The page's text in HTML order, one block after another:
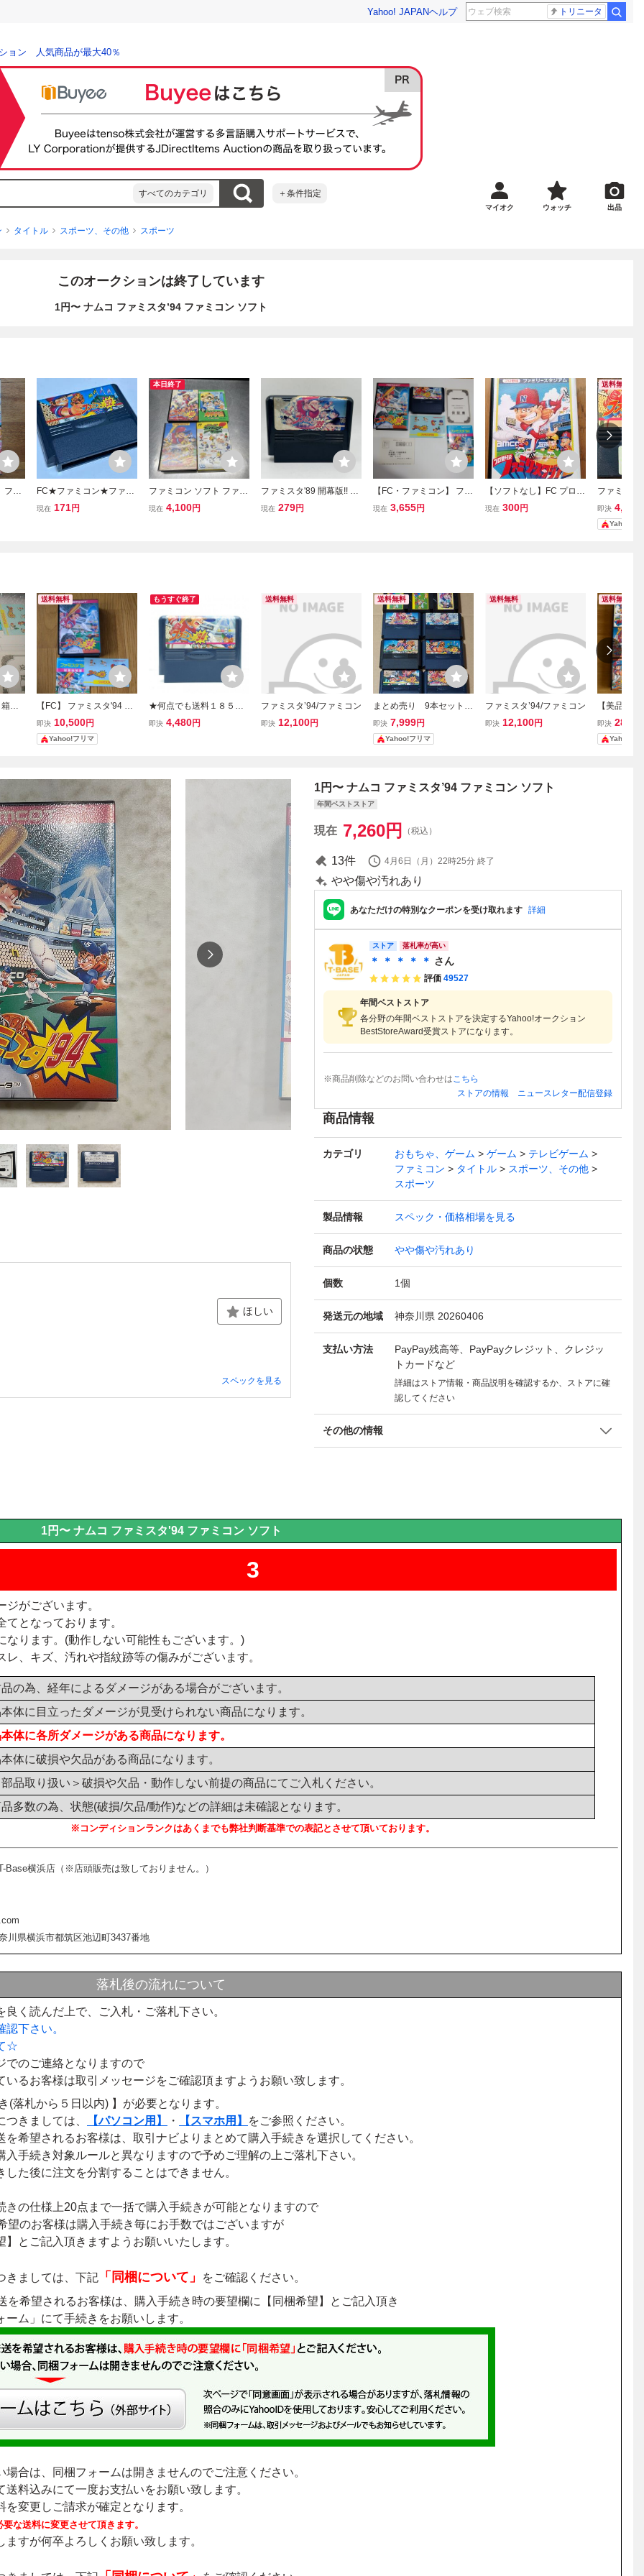
Yahoo! JAPANヘルプ トリニータ
ョン 人気商品が最大40％
すべてのカテゴリ ＋条件指定
マイオク ウォッチ 出品
タイトル スポーツ、その他 スポーツ
このオークションは終了しています
1円〜 ナムコ ファミスタ’94 ファミコン ソフト
ファ
FC★ファミコン★ファミ
スタ92★ナムコ★クリッ
現在 171円
本日終了
ファミコン ソフト ファミ
スタ 89 90 水島新司の大
現在 4,100円
ファミスタ'89 開幕版!! 19
89 NAMCO ナムコ 任天堂
現在 279円
【FC・ファミコン】 ファ
ミスタ '94 外箱あり 取
現在 3,655円
【ソフトなし】FC プロ野
球ファミリースタジアム
現在 300円
送料無料
ファミスタ
ソフト
即決 4,300
Yahoo!フ
説
送料無料
【FC】 ファミスタ'94 フ
ァミコン
即決 10,500円
Yahoo!フリマ
もうすぐ終了
★何点でも送料１８５円
★ ファミスタ’94 ファミ
即決 4,480円
送料無料
ファミスタ’94/ファミコン
即決 12,100円
送料無料
まとめ売り 9本セット
ファミスタコンプリー
ト FC ファミコン
レトロゲーム ナムコ
即決 7,999円
Yahoo!フリマ
送料無料
ファミスタ’94/ファミコン
即決 12,100円
送料無料
【美品・
タ86〜94
9タイトル
タジアム
即決
Yahoo!フ
ほしい
スペックを見る
1円〜 ナムコ ファミスタ’94 ファミコン ソフト
年間ベストストア
現在 7,260円 （税込）
13件 4月6日（月）22時25分 終了
やや傷や汚れあり
あなただけの特別なクーポンを受け取れます 詳細
ストア 落札率が高い
＊ ＊ ＊ ＊ ＊ さん
評価 49527
年間ベストストア
各分野の年間ベストストアを決定するYahoo!オークション
BestStoreAward受賞ストアになります。
※商品削除などのお問い合わせはこちら
ストアの情報
ニュースレター配信登録
商品情報
カテゴリ おもちゃ、ゲーム ゲーム
テレビゲーム
ファミコン
タイトル
スポーツ、その他
スポーツ
製品情報 スペック・価格相場を見る
商品の状態 やや傷や汚れあり
個数 1個
発送元の地域 神奈川県 20260406
支払い方法
PayPay残高等、PayPayクレジット、クレジッ
トカードなど
詳細はストア情報・商品説明を確認するか、ストアに確
認してください
その他の情報